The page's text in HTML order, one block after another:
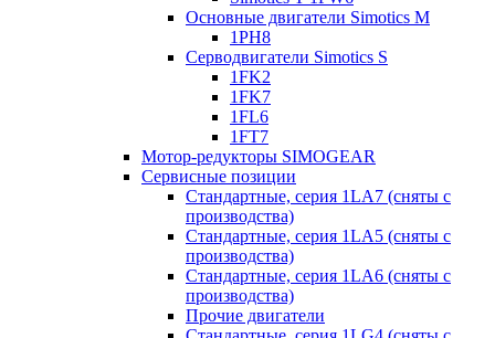
Основные двигатели Simotics M
1PH8
Серводвигатели Simotics S
1FK2
1FK7
1FL6
1FT7
Мотор-редукторы SIMOGEAR
Сервисные позиции
Стандартные, серия 1LA7 (сняты с
производства)
Стандартные, серия 1LA5 (сняты с
производства)
Стандартные, серия 1LA6 (сняты с
производства)
Прочие двигатели